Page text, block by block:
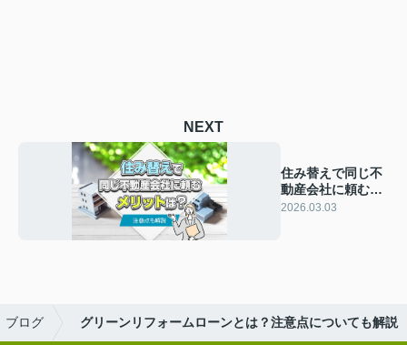
NEXT
住み替えで同じ不
動産会社に頼むメ
リットは？注意点
2026.03.03
ブログ グリーンリフォームローンとは？注意点についても解説